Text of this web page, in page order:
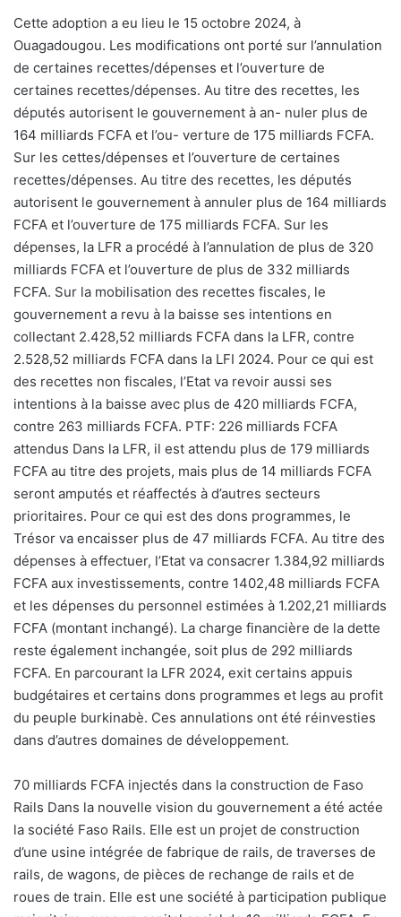
Cette adoption a eu lieu le 15 octobre 2024, à
Ouagadougou. Les modifications ont porté sur l’annulation
de certaines recettes/dépenses et l’ouverture de
certaines recettes/dépenses. Au titre des recettes, les
députés autorisent le gouvernement à an- nuler plus de
164 milliards FCFA et l’ou- verture de 175 milliards FCFA.
Sur les cettes/dépenses et l’ouverture de certaines
recettes/dépenses. Au titre des recettes, les députés
autorisent le gouvernement à annuler plus de 164 milliards
FCFA et l’ouverture de 175 milliards FCFA. Sur les
dépenses, la LFR a procédé à l’annulation de plus de 320
milliards FCFA et l’ouverture de plus de 332 milliards
FCFA. Sur la mobilisation des recettes fiscales, le
gouvernement a revu à la baisse ses intentions en
collectant 2.428,52 milliards FCFA dans la LFR, contre
2.528,52 milliards FCFA dans la LFI 2024. Pour ce qui est
des recettes non fiscales, l’Etat va revoir aussi ses
intentions à la baisse avec plus de 420 milliards FCFA,
contre 263 milliards FCFA. PTF: 226 milliards FCFA
attendus Dans la LFR, il est attendu plus de 179 milliards
FCFA au titre des projets, mais plus de 14 milliards FCFA
seront amputés et réaffectés à d’autres secteurs
prioritaires. Pour ce qui est des dons programmes, le
Trésor va encaisser plus de 47 milliards FCFA. Au titre des
dépenses à effectuer, l’Etat va consacrer 1.384,92 milliards
FCFA aux investissements, contre 1402,48 milliards FCFA
et les dépenses du personnel estimées à 1.202,21 milliards
FCFA (montant inchangé). La charge financière de la dette
reste également inchangée, soit plus de 292 milliards
FCFA. En parcourant la LFR 2024, exit certains appuis
budgétaires et certains dons programmes et legs au profit
du peuple burkinabè. Ces annulations ont été réinvesties
dans d’autres domaines de développement.
70 milliards FCFA injectés dans la construction de Faso
Rails Dans la nouvelle vision du gouvernement a été actée
la société Faso Rails. Elle est un projet de construction
d’une usine intégrée de fabrique de rails, de traverses de
rails, de wagons, de pièces de rechange de rails et de
roues de train. Elle est une société à participation publique